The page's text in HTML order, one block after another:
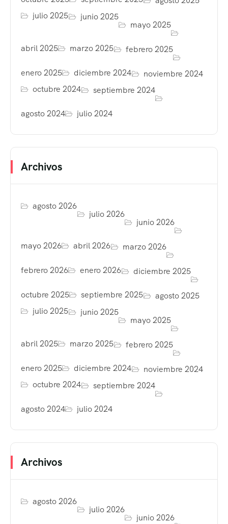
julio 2025
junio 2025
mayo 2025
abril 2025 marzo 2025 febrero 2025
enero 2025 diciembre 2024
noviembre 2024
octubre 2024
septiembre 2024
agosto 2024 julio 2024
Archivos
agosto 2026
julio 2026
junio 2026
mayo 2026 abril 2026 marzo 2026
febrero 2026 enero 2026 diciembre 2025
octubre 2025 septiembre 2025
agosto 2025
julio 2025
junio 2025
mayo 2025
abril 2025 marzo 2025 febrero 2025
enero 2025 diciembre 2024
noviembre 2024
octubre 2024
septiembre 2024
agosto 2024 julio 2024
Archivos
agosto 2026
julio 2026
junio 2026